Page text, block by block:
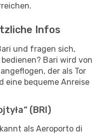
Infos
und fragen sich,
Bari wird von
der als Tor
eine bequeme Anreise
(BRI)
als Aeroporto di